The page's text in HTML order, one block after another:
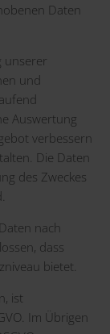
Daten
unserer
und
Auswertung
verbessern
Die Daten
des Zweckes
nach
dass
bietet.
ist
Im Übrigen